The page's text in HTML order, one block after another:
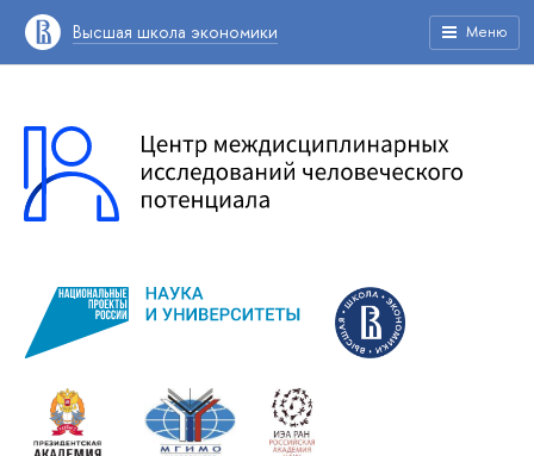
Высшая школа экономики Меню